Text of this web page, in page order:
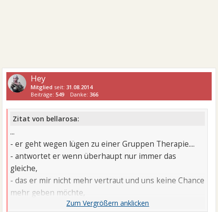
Hey
Mitglied seit:31.08.2014
Beiträge:549 Danke:366
Zitat von bellarosa:
...
- er geht wegen lügen zu einer Gruppen Therapie....
- antwortet er wenn überhaupt nur immer das
gleiche,
- das er mir nicht mehr vertraut und uns keine Chance
mehr geben möchte,
- jetzt ist er 8 Wochen weg und es kommt nichts.